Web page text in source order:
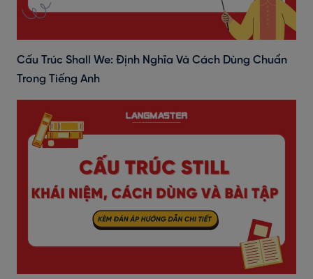
Cấu Trúc Shall We: Định Nghĩa Và Cách Dùng Chuẩn
Trong Tiếng Anh